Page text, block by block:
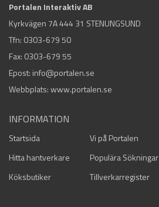
Portalen Interaktiv AB
Kyrkvägen 7A 444 31 STENUNGSUND
Tfn: 0303-679 50
Fax: 0303-679 55
Epost: info@portalen.se
Webbplats: www.portalen.se
INFORMATION
Startsida Vi på Portalen
Hitta hantverkare
Populära Sökningar
Köksbutiker
Tillverkarregister